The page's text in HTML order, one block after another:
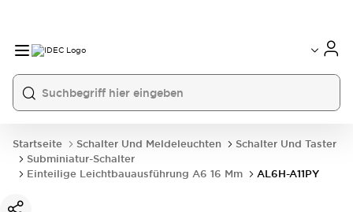
Startseite Schalter Und Meldeleuchten
Schalter Und Taster
Subminiatur-Schalter
Einteilige Leichtbauausführung A6 16 Mm
AL6H-A11PY